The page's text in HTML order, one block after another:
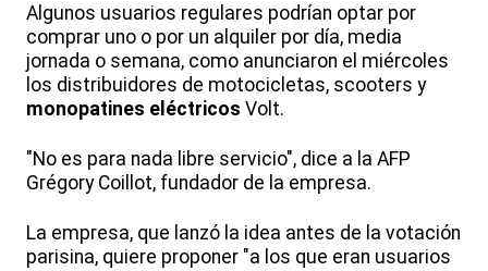
Algunos usuarios regulares podrían optar por
comprar uno o por un alquiler por día, media
jornada o semana, como anunciaron el miércoles
los distribuidores de motocicletas, scooters y
monopatines eléctricos Volt.
"No es para nada libre servicio", dice a la AFP
Grégory Coillot, fundador de la empresa.
La empresa, que lanzó la idea antes de la votación
parisina, quiere proponer "a los que eran usuarios